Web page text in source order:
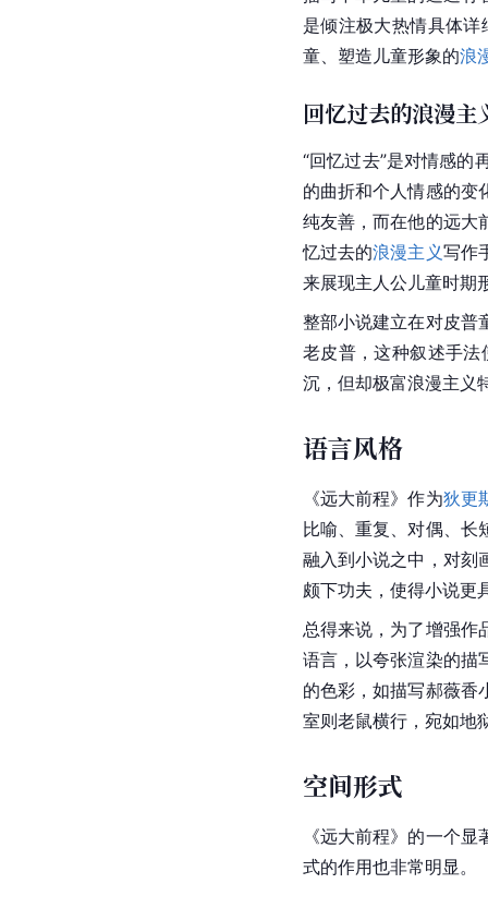
是倾注极大热情具体
童、塑造儿童形象的浪
回忆过去的浪漫主
“回忆过去”是对情感的
的曲折和个人情感的变
纯友善，而在他的远大
忆过去的浪漫主义写作
来展现主人公儿童时期
整部小说建立在对皮普
老皮普，这种叙述手
沉，但却极富浪漫主义
语言风格
《远大前程》作为狄更
比喻、重复、对偶、长
融入到小说之中，对刻
颇下功夫，使得小说更
总得来说，为了增强作
语言，以夸张渲染的描
的色彩，如描写郝薇香
室则老鼠横行，宛如地
空间形式
《远大前程》的一个
式的作用也非常明显。